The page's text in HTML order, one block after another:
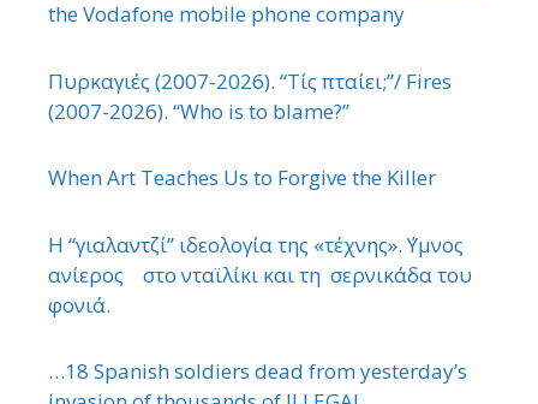
the Vodafone mobile phone company
Πυρκαγιές (2007-2026). “Τίς πταίει;”/ Fires
(2007-2026). “Who is to blame?”
When Art Teaches Us to Forgive the Killer
Η “γιαλαντζί” ιδεολογία της «τέχνης». ΄Υμνος
ανίερος στο νταϊλίκι και τη σερνικάδα του
φονιά.
…18 Spanish soldiers dead from yesterday’s